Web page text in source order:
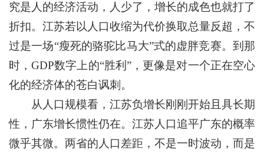
究是人的经济活动，人少了，增长的成色也就打了
折扣。江苏若以人口收缩为代价换取总量反超，不
过是一场“瘦死的骆驼比马大”式的虚胖竞赛。到那
时，GDP数字上的“胜利”，更像是对一个正在空心
化的经济体的苍白讽刺。
从人口规模看，江苏负增长刚刚开始且具长期
性，广东增长惯性仍在。江苏人口追平广东的概率
微乎其微。两省的人口差距，不是一时波动，而是